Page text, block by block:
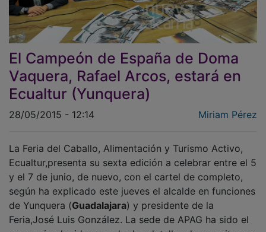
El Campeón de España de Doma
Vaquera, Rafael Arcos, estará en
Ecualtur (Yunquera)
Ecualtur,presenta su sexta edición a celebrar entre el 5
y el 7 de junio, de nuevo, con el cartel de completo,
según ha explicado este jueves el alcalde en funciones
de Yunquera (Guadalajara) y presidente de la
Feria,José Luis González. La sede de APAG ha sido el
escenario elegido para dar los detalles de una cita con